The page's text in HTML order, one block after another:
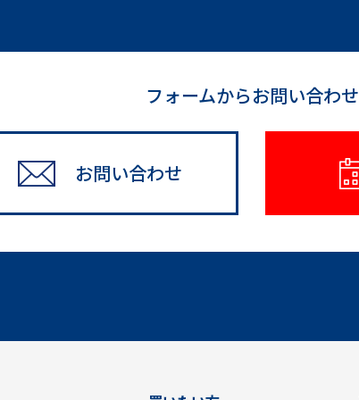
フォームからお問い合わせ
お問い合わせ